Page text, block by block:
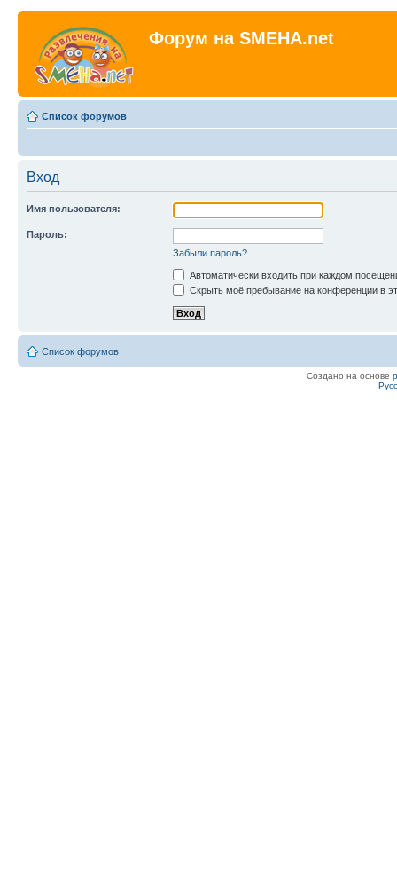
Форум на SMEHA.net
Список форумов
Вход
Имя пользователя:
Пароль:
Забыли пароль?
Автоматически входить при каждом
Скрыть моё пребывание на конференции в
Список форумов
Создано на основе